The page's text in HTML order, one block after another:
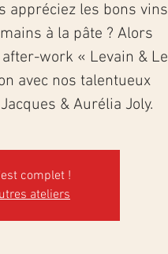
appréciez les bons vins
à la pâte ? Alors
work « Levain & Le
avec nos talentueux
& Aurélia Joly.
complet !
ateliers